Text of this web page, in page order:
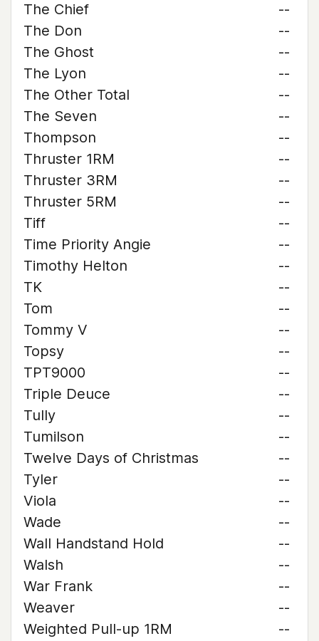
The Chief
--
The Don
--
The Ghost
--
The Lyon
--
The Other Total
--
The Seven
--
Thompson
--
Thruster 1RM
--
Thruster 3RM
--
Thruster 5RM
--
Tiff
--
Time Priority Angie
--
Timothy Helton
--
TK
--
Tom
--
Tommy V
--
Topsy
--
TPT9000
--
Triple Deuce
--
Tully
--
Tumilson
--
Twelve Days of Christmas
--
Tyler
--
Viola
--
Wade
--
Wall Handstand Hold
--
Walsh
--
War Frank
--
Weaver
--
Weighted Pull-up 1RM
--